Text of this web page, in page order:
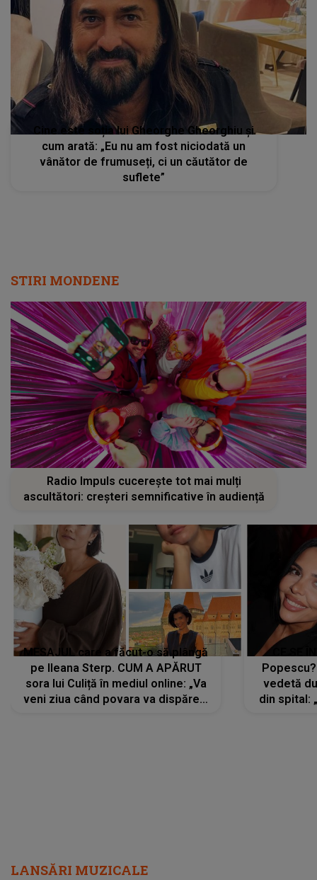
Cine este soția lui Gheorghe Gheorghiu și
cum arată: „Eu nu am fost niciodată un
vânător de frumuseți, ci un căutător de
suflete”
STIRI MONDENE
Radio Impuls cucerește tot mai mulți
ascultători: creșteri semnificative în audiență
MESAJUL care a făcut-o să plângă
pe Ileana Sterp. CUM A APĂRUT
sora lui Culiță în mediul online: „Va
veni ziua când povara va dispărea,
vedetă
din spital:
LANSĂRI MUZICALE